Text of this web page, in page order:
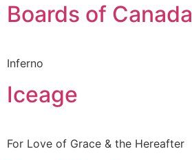
Boards of Canada
Inferno
Iceage
For Love of Grace & the Hereafter